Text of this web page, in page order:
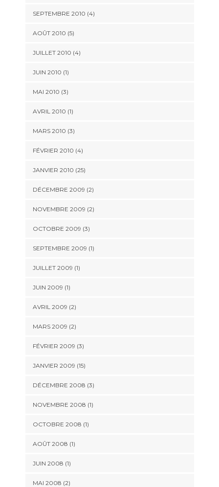
SEPTEMBRE 2010 (4)
AOÛT 2010 (5)
JUILLET 2010 (4)
JUIN 2010 (1)
MAI 2010 (3)
AVRIL 2010 (1)
MARS 2010 (3)
FÉVRIER 2010 (4)
JANVIER 2010 (25)
DÉCEMBRE 2009 (2)
NOVEMBRE 2009 (2)
OCTOBRE 2009 (3)
SEPTEMBRE 2009 (1)
JUILLET 2009 (1)
JUIN 2009 (1)
AVRIL 2009 (2)
MARS 2009 (2)
FÉVRIER 2009 (3)
JANVIER 2009 (15)
DÉCEMBRE 2008 (3)
NOVEMBRE 2008 (1)
OCTOBRE 2008 (1)
AOÛT 2008 (1)
JUIN 2008 (1)
MAI 2008 (2)